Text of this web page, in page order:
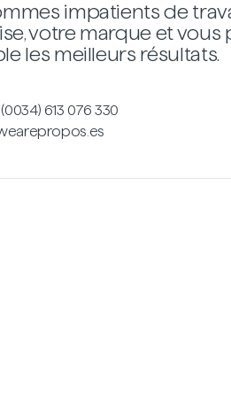
impatients de
votre marque et vous
les meilleurs résultats.
(0034) 613 076 330